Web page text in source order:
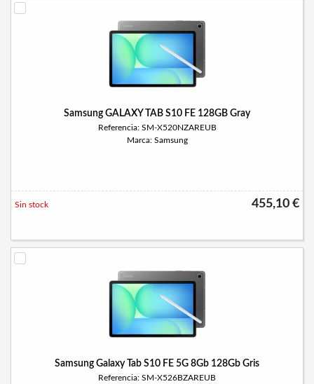
Samsung GALAXY TAB S10 FE 128GB Gray
Referencia: SM-X520NZAREUB
Marca: Samsung
455,10 €
Sin stock
Samsung Galaxy Tab S10 FE 5G 8Gb 128Gb Gris
Referencia: SM-X526BZAREUB